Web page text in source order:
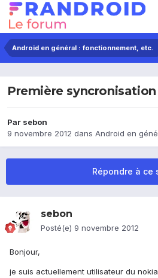
Android en général : fonctionnement, etc.
Première
Par sebon
9 novembre 2012 dans Android en
Répondre à ce
sebon
Posté(e) 9 novembre 2012
Bonjour,
je suis actuellement utilisateur du